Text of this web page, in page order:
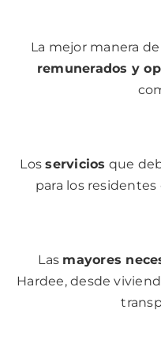
La mejor manera
remunerados y
Losservicios que
para los residentes
Las mayores
Hardee, desde